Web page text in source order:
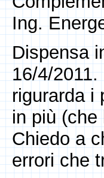
Ing.
Dispensa
16/4/2011.
rigurarda i
in più (che
Chiedo a
errori che